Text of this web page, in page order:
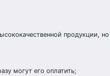
продукции, но
могут его оплатить;